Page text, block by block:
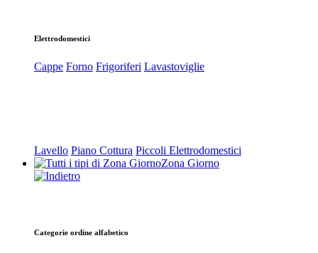
Elettrodomestici
Cappe Forno Frigoriferi Lavastoviglie
Lavello Piano Cottura Piccoli Elettrodomestici
Zona Giorno
Categorie ordine alfabetico